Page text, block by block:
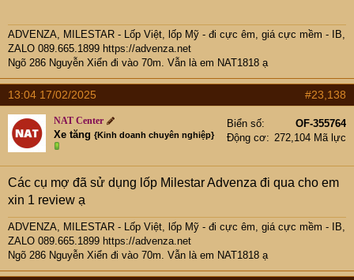
ADVENZA, MILESTAR - Lốp Việt, lốp Mỹ - đi cực êm, giá cực mềm - IB,
ZALO 089.665.1899 https://advenza.net
Ngõ 286 Nguyễn Xiển đi vào 70m. Vẫn là em NAT1818 ạ
13:04 17/02/2025 #23,138
NAT Center
Xe tăng {Kinh doanh chuyên nghiệp}
Biển số
OF-355764
Động cơ
272,104 Mã lực
Các cụ mợ đã sử dụng lốp Milestar Advenza đi qua cho em
xin 1 review ạ
ADVENZA, MILESTAR - Lốp Việt, lốp Mỹ - đi cực êm, giá cực mềm - IB,
ZALO 089.665.1899 https://advenza.net
Ngõ 286 Nguyễn Xiển đi vào 70m. Vẫn là em NAT1818 ạ